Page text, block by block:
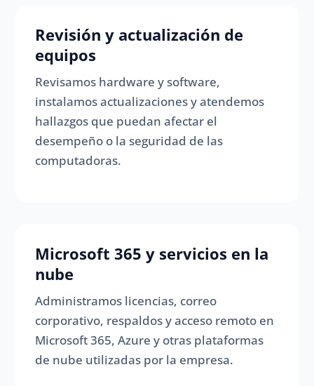
Revisión y actualización de
equipos
Revisamos hardware y software,
instalamos actualizaciones y atendemos
hallazgos que puedan afectar el
desempeño o la seguridad de las
computadoras.
Microsoft 365 y servicios en la
nube
Administramos licencias, correo
corporativo, respaldos y acceso remoto en
Microsoft 365, Azure y otras plataformas
de nube utilizadas por la empresa.